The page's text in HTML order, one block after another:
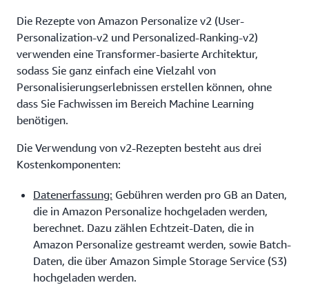
Die Rezepte von Amazon Personalize v2 (User-
Personalization-v2 und Personalized-Ranking-v2)
verwenden eine Transformer-basierte Architektur,
sodass Sie ganz einfach eine Vielzahl von
Personalisierungserlebnissen erstellen können, ohne
dass Sie Fachwissen im Bereich Machine Learning
benötigen.
Die Verwendung von v2-Rezepten besteht aus drei
Kostenkomponenten:
Datenerfassung: Gebühren werden pro GB an Daten,
die in Amazon Personalize hochgeladen werden,
berechnet. Dazu zählen Echtzeit-Daten, die in
Amazon Personalize gestreamt werden, sowie Batch-
Daten, die über Amazon Simple Storage Service (S3)
hochgeladen werden.